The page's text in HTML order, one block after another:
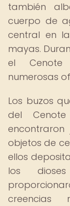
también
cuerpo de
central en
mayas.
el Cenote
numerosas
Los buzos
del
objetos de
ellos
los
creencias